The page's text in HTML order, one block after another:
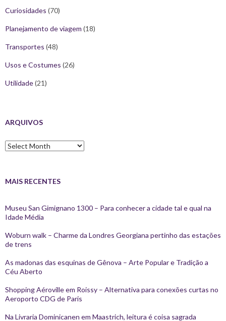
Curiosidades (70)
Planejamento de viagem (18)
Transportes (48)
Usos e Costumes (26)
Utilidade(21)
ARQUIVOS
Arquivos
MAIS RECENTES
Museu San Gimignano 1300 – Para conhecer a cidade tal e qual na
Idade Média
Woburn walk – Charme da Londres Georgiana pertinho das estações
de trens
As madonas das esquinas de Gênova – Arte Popular e Tradição a
Céu Aberto
Shopping Aéroville em Roissy – Alternativa para conexões curtas no
Aeroporto CDG de Paris
Na Livraria Dominicanen em Maastrich, leitura é coisa sagrada